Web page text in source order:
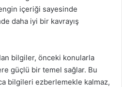
içeriği sayesinde
daha iyi bir kavrayış
bilgiler, önceki konularla
güçlü bir temel sağlar. Bu
bilgileri ezberlemekle kalmaz,